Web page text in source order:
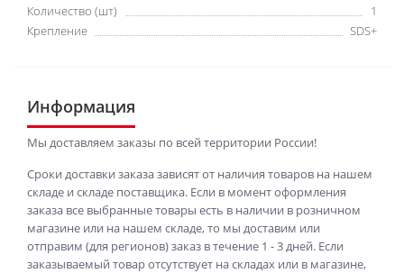
Количество (шт)
1
Крепление
SDS+
Информация
Мы доставляем заказы по всей территории России!
Сроки доставки заказа зависят от наличия товаров на нашем
складе и складе поставщика. Если в момент оформления
заказа все выбранные товары есть в наличии в розничном
магазине или на нашем складе, то мы доставим или
отправим (для регионов) заказ в течение 1 - 3 дней. Если
заказываемый товар отсутствует на складах или в магазине,